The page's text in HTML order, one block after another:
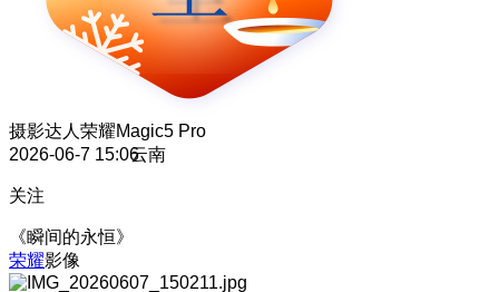
摄影达人 荣耀Magic5 Pro
2026-06-7 15:06云南
关注
《瞬间的永恒》
荣耀影像